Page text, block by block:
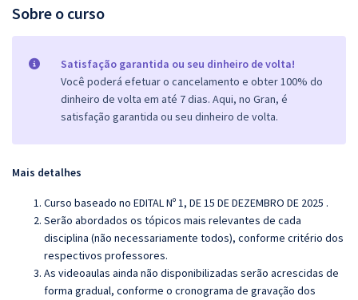
Sobre o curso
Satisfação garantida ou seu dinheiro de volta!
Você poderá efetuar o cancelamento e obter 100% do
dinheiro de volta em até 7 dias. Aqui, no Gran, é
satisfação garantida ou seu dinheiro de volta.
Mais detalhes
Curso baseado no EDITAL Nº 1, DE 15 DE DEZEMBRO DE 2025 .
Serão abordados os tópicos mais relevantes de cada
disciplina (não necessariamente todos), conforme critério dos
respectivos professores.
As videoaulas ainda não disponibilizadas serão acrescidas de
forma gradual, conforme o cronograma de gravação dos